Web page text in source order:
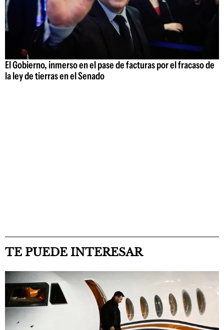
El Gobierno, inmerso en el pase de facturas por el fracaso de
la ley de tierras en el Senado
TE PUEDE INTERESAR